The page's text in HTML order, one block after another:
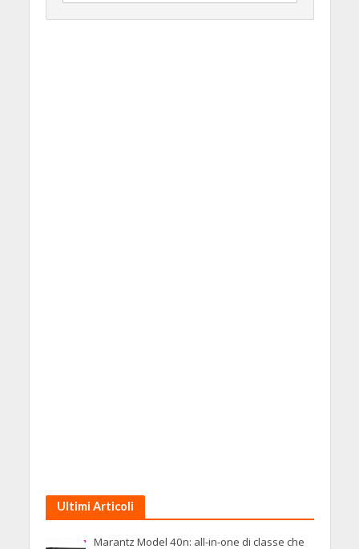
Ultimi Articoli
Marantz Model 40n: all-in-one di classe che